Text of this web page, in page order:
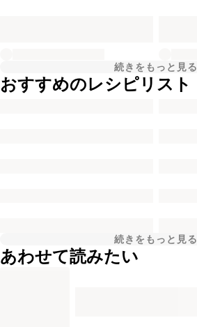
続きをもっと見る
おすすめのレシピリスト
続きをもっと見る
あわせて読みたい